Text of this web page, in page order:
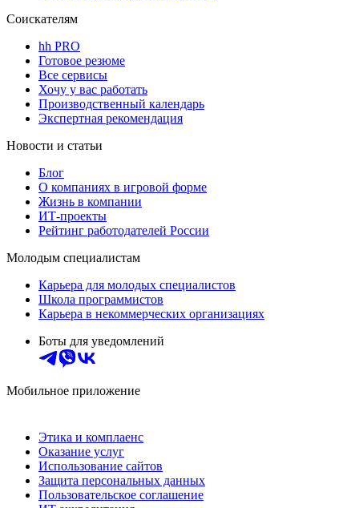
Соискателям
hh PRO
Готовое резюме
Все сервисы
Хочу у вас работать
Производственный календарь
Экспертная рекомендация
Новости и статьи
Блог
О компаниях в игровой форме
Жизнь в компании
ИТ-проекты
Рейтинг работодателей России
Молодым специалистам
Карьера для молодых специалистов
Школа программистов
Карьера в некоммерческих организациях
Боты для уведомлений
Мобильное приложение
Этика и комплаенс
Оказание услуг
Использование сайтов
Защита персональных данных
Пользовательское соглашение